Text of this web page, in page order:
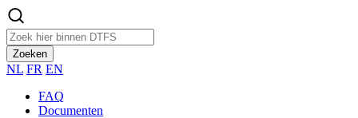
Zoeken
NL FR EN
FAQ
Documenten